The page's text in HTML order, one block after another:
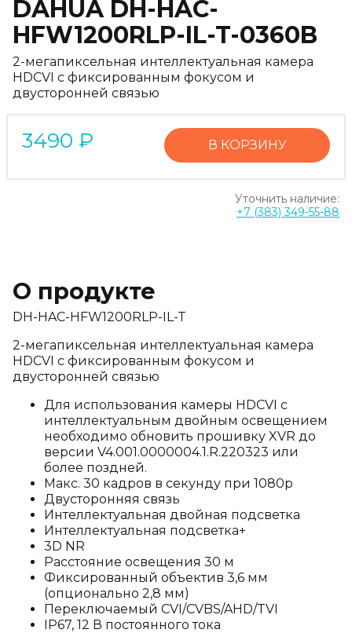
DAHUA DH-HAC-
HFW1200RLP-IL-T-0360B
2-мегапиксельная интеллектуальная камера
HDCVI с фиксированным фокусом и
двусторонней связью
3490 ₽ В КОРЗИНУ
Уточнить наличие:
+7 (383) 349-55-88
О продукте
DH-HAC-HFW1200RLP-IL-T
2-мегапиксельная интеллектуальная камера
HDCVI с фиксированным фокусом и
двусторонней связью
Для использования камеры HDCVI с
интеллектуальным двойным освещением
необходимо обновить прошивку XVR до
версии V4.001.0000004.1.R.220323 или
более поздней.
Макс. 30 кадров в секунду при 1080p
Двусторонняя связь
Интеллектуальная двойная подсветка
Интеллектуальная подсветка+
3D NR
Расстояние освещения 30 м
Фиксированный объектив 3,6 мм
(опционально 2,8 мм)
Переключаемый CVI/CVBS/AHD/TVI
IP67, 12 В постоянного тока